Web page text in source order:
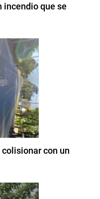
incendio que se
con un